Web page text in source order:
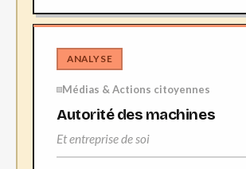
ANALYSE
Médias & Actions citoyennes
Autorité des machines
Et entreprise de soi